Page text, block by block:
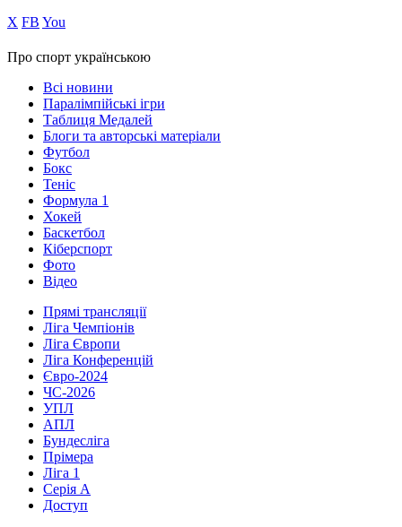
Х FB You
Про спорт українською
Всі новини
Паралімпійські ігри
Таблиця Медалей
Блоги та авторські матеріали
Футбол
Бокс
Теніс
Формула 1
Хокей
Баскетбол
Кіберспорт
Фото
Відео
Прямі трансляції
Ліга Чемпіонів
Ліга Європи
Ліга Конференцій
Євро-2024
ЧС-2026
УПЛ
АПЛ
Бундесліга
Прімера
Ліга 1
Серія А
Доступ